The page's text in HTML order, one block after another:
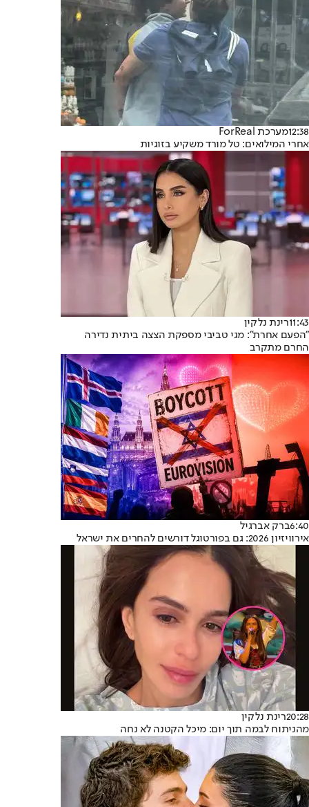
12:38מערכת ForReal
אחרי המילואים: טל מורד משקיע בזוגיות
11:43רינת נלקין
"הפעם אחרת": מגי טביבי מספקת הצצה ביתית נדירה
החרם מתקרב
6:40ברק אברגיל
אירוויזיון 2026: גם בפורטוגל דורשים להחרים את ישראל
20:28רינת נלקין
מהניתוח לבמה תוך יום: מיכל הקטנה לא נחה